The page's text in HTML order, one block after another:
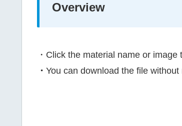
Overview
・Click the material name or
・ You can download the file